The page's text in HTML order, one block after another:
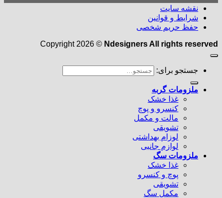
نقشه سایت
شرایط و قوانین
حفظ حریم شخصی
Copyright 2026 © Ndesigners All rights reserved
جستجو برای:
ملزومات گربه
غذا خشک
کنسرو و پوچ
مالت و مکمل
تشویقی
لوزام بهداشتی
لوازم جانبی
ملزومات سگ
غذا خشک
پوچ و کنسرو
تشویقی
مکمل سگ